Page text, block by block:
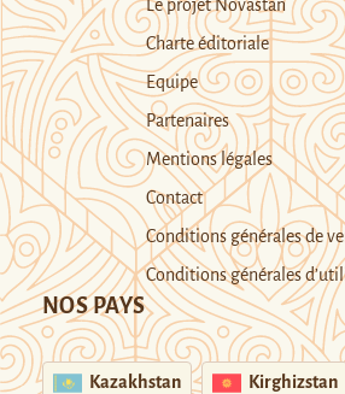
Le projet Novastan
Charte éditoriale
Equipe
Partenaires
Mentions légales
Contact
Conditions générales de
Conditions générales
NOS PAYS
Kazakhstan Kirghizstan